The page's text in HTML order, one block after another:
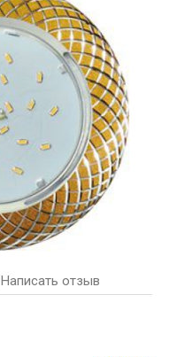
Написать отзыв